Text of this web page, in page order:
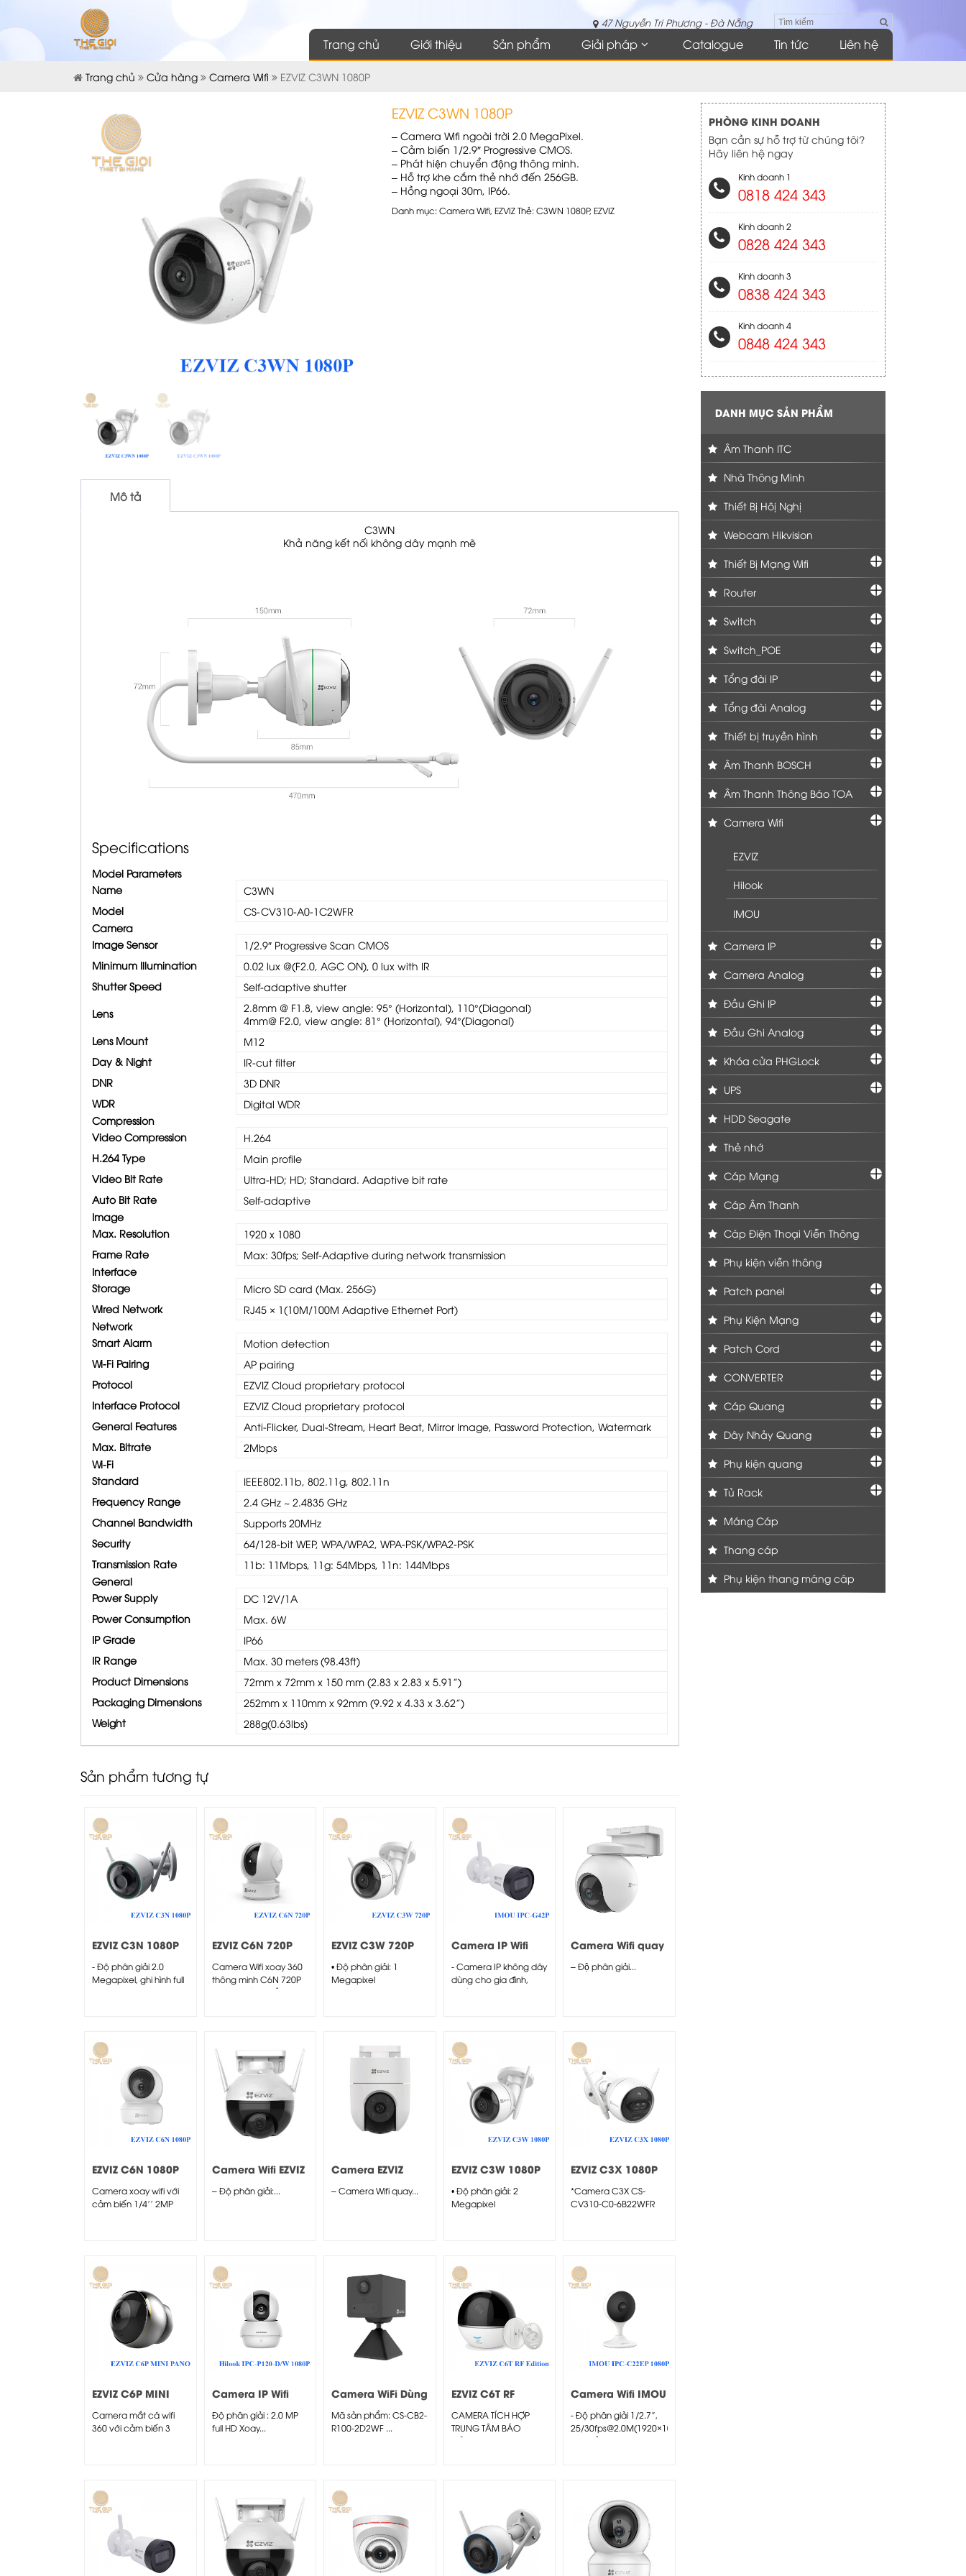
47 Nguyễn Tri Phương - Đà Nẵng
Trang chủ Giới thiệu Sản phẩm Giải pháp Catalogue Tin tức Liên hệ
Trang chủ Cửa hàng Camera Wifi EZVIZ C3WN 1080P
EZVIZ C3WN 1080P
– Camera Wifi ngoài trời 2.0 MegaPixel.
– Cảm biến 1/2.9″ Progressive CMOS.
– Phát hiện chuyển động thông minh.
– Hỗ trợ khe cắm thẻ nhớ đến 256GB.
– Hồng ngoại 30m, IP66.
Danh mục:Camera Wifi, EZVIZThẻ:C3WN 1080P, EZVIZ
Mô tả
C3WN
Khả năng kết nối không dây mạnh mẽ
Specifications
Model Parameters
Name
C3WN
Model
CS-CV310-A0-1C2WFR
Camera
Image Sensor
1/2.9″ Progressive Scan CMOS
Minimum Illumination
0.02 lux @(F2.0, AGC ON), 0 lux with IR
Shutter Speed
Self-adaptive shutter
Lens
2.8mm @ F1.8, view angle: 95° (Horizontal), 110°(Diagonal)
4mm@ F2.0, view angle: 81° (Horizontal), 94°(Diagonal)
Lens Mount
M12
Day & Night
IR-cut filter
DNR
3D DNR
WDR
Digital WDR
Compression
Video Compression
H.264
H.264 Type
Main profile
Video Bit Rate
Ultra-HD; HD; Standard. Adaptive bit rate
Auto Bit Rate
Self-adaptive
Image
Max. Resolution
1920 x 1080
Frame Rate
Max: 30fps; Self-Adaptive during network transmission
Interface
Storage
Micro SD card (Max. 256G)
Wired Network
RJ45 × 1(10M/100M Adaptive Ethernet Port)
Network
Smart Alarm
Motion detection
Wi-Fi Pairing
AP pairing
Protocol
EZVIZ Cloud proprietary protocol
Interface Protocol
EZVIZ Cloud proprietary protocol
General Features
Anti-Flicker, Dual-Stream, Heart Beat, Mirror Image, Password Protection, Watermark
Max. Bitrate
2Mbps
Wi-Fi
Standard
IEEE802.11b, 802.11g, 802.11n
Frequency Range
2.4 GHz ~ 2.4835 GHz
Channel Bandwidth
Supports 20MHz
Security
64/128-bit WEP, WPA/WPA2, WPA-PSK/WPA2-PSK
Transmission Rate
11b: 11Mbps, 11g: 54Mbps, 11n: 144Mbps
General
Power Supply
DC 12V/1A
Power Consumption
Max. 6W
IP Grade
IP66
IR Range
Max. 30 meters (98.43ft)
Product Dimensions
72mm x 72mm x 150 mm (2.83 x 2.83 x 5.91”)
Packaging Dimensions
252mm x 110mm x 92mm (9.92 x 4.33 x 3.62”)
Weight
288g(0.63lbs)
Sản phẩm tương tự
EZVIZ C3N 1080P
- Độ phân giải 2.0
Megapixel, ghi hình full
EZVIZ C6N 720P
Camera Wifi xoay 360
thông minh C6N 720P
là dòng sản phẩm...
EZVIZ C3W 720P
• Độ phân giải: 1
Megapixel
Camera IP Wifi
IMOU IPC-G42P
4.0 Megapixel
- Camera IP không dây
dùng cho gia đình,
chất liệu vỏ...
Camera Wifi quay
quét dùng pin
EZVIZ EB8 4G 2K
– Độ phân giải...
EZVIZ C6N 1080P
Camera xoay wifi với
cảm biến 1/4'' 2MP
Camera Wifi EZVIZ
C8C 2MP
– Độ phân giải:...
Camera EZVIZ
H8C 4MP
– Camera Wifi quay...
EZVIZ C3W 1080P
• Độ phân giải: 2
Megapixel
EZVIZ C3X 1080P
*Camera C3X CS-
CV310-C0-6B22WFR
EZVIZ C6P MINI
PANO
Camera mắt cá wifi
360 với cảm biến 3
Camera IP Wifi
Hilook IPC-P120-
D/W 1080P
Độ phân giải : 2.0 MP
full HD Xoay...
Camera WiFi Dùng
Pin CB2 Mini
Mã sản phẩm: CS-CB2-
R100-2D2WF ...
EZVIZ C6T RF
Edition
CAMERA TÍCH HỢP
TRUNG TÂM BÁO
ĐỘNG • Độ phân giải:...
Camera Wifi IMOU
IPC-C22EP 1080P
- Độ phân giải 1/2.7”,
25/30fps@2.0M(1920×1080)
- Chuẩn nén H.265
PHÒNG KINH DOANH
Bạn cần sự hỗ trợ từ chúng tôi?
Hãy liên hệ ngay
Kinh doanh 1
0818 424 343
Kinh doanh 2
0828 424 343
Kinh doanh 3
0838 424 343
Kinh doanh 4
0848 424 343
DANH MỤC SẢN PHẨM
Âm Thanh ITC
Nhà Thông Minh
Thiết Bị Hôị Nghị
Webcam Hikvision
Thiết Bị Mạng Wifi
Router
Switch
Switch_POE
Tổng đài IP
Tổng đài Analog
Thiết bị truyền hình
Âm Thanh BOSCH
Âm Thanh Thông Báo TOA
Camera Wifi
EZVIZ
Hilook
IMOU
Camera IP
Camera Analog
Đầu Ghi IP
Đầu Ghi Analog
Khóa cửa PHGLock
UPS
HDD Seagate
Thẻ nhớ
Cáp Mạng
Cáp Âm Thanh
Cáp Điện Thoại Viễn Thông
Phụ kiện viễn thông
Patch panel
Phụ Kiện Mạng
Patch Cord
CONVERTER
Cáp Quang
Dây Nhảy Quang
Phụ kiện quang
Tủ Rack
Máng Cáp
Thang cáp
Phụ kiện thang máng cáp